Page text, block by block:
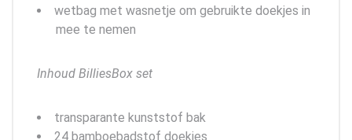
wetbag met wasnetje om gebruikte doekjes in
mee te nemen
Inhoud BilliesBox set
transparante kunststof bak
24 bamboebadstof doekjes